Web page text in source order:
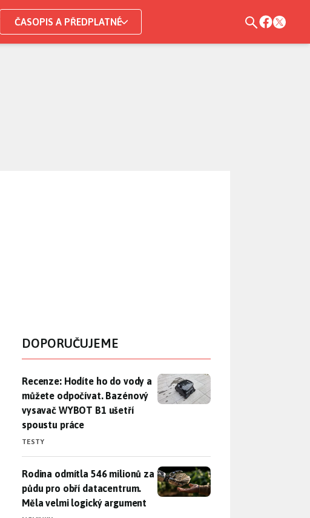
ČASOPIS A PŘEDPLATNÉ
DOPORUČUJEME
Recenze: Hodíte ho do vody a můžete odpočívat. Bazénový
Recenze: Hodíte ho do vody a
můžete odpočívat. Bazénový
vysavač WYBOT B1 ušetří
spoustu práce
TESTY
Rodina odmítla 546 milionů za půdu pro obří datacentrum. Měla
Rodina odmítla 546 milionů za
půdu pro obří datacentrum.
Měla velmi logický argument